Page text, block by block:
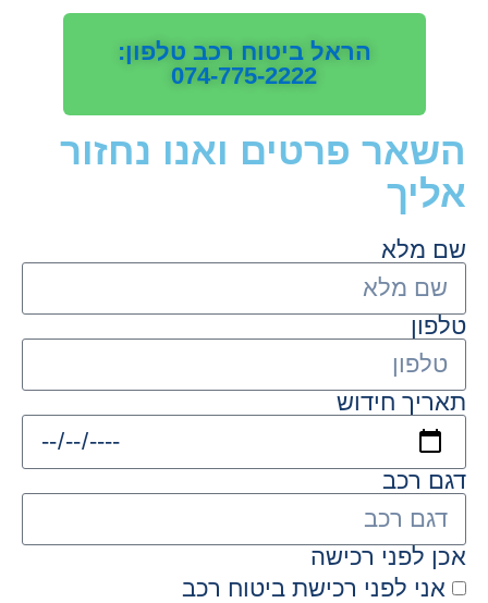
הראל ביטוח רכב טלפון:
074-775-2222
השאר פרטים ואנו נחזור
אליך
שם מלא
טלפון
תאריך חידוש
דגם רכב
אכן לפני רכישה
אני לפני רכישת ביטוח רכב